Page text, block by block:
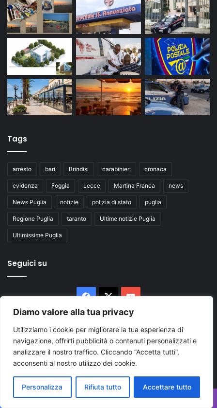
Diamo valore alla tua privacy
Utilizziamo i cookie per migliorare la tua esperienza di
navigazione, offrirti pubblicità o contenuti personalizzati e
analizzare il nostro traffico. Cliccando “Accetta tutti”,
acconsenti al nostro utilizzo dei cookie.
Personalizza Rifiuta tutto Accettare tutto
Tags
arresto bari Brindisi carabinieri cronaca
evidenza Foggia Lecce Martina Franca news
News Puglia notizie polizia di stato puglia
Regione Puglia taranto Ultime notizie Puglia
Ultimissime Puglia
Seguici su